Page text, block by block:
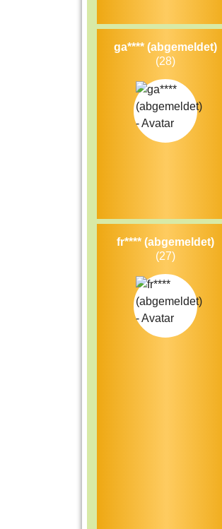
ga**** (abgemeldet)
(28)
fr**** (abgemeldet)
(27)